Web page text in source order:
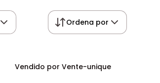
Ordena por
Vendido por Vente-unique